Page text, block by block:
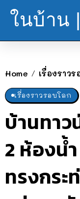
ในบ้าน |
Home / เรื่องราว
เรื่องราวรอบโลก
บ้านทา
2 ห้องน้
ทรงกระ